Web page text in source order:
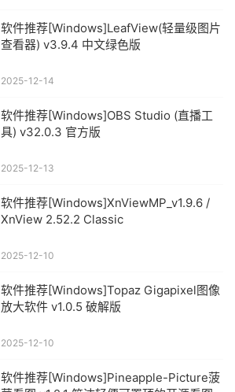
软件推荐[Windows]LeafView(轻量级图片
查看器) v3.9.4 中文绿色版
2025-12-14
软件推荐[Windows]OBS Studio (直播工
具) v32.0.3 官方版
2025-12-13
软件推荐[Windows]XnViewMP_v1.9.6 /
XnView 2.52.2 Classic
2025-12-10
软件推荐[Windows]Topaz Gigapixel图像
放大软件 v1.0.5 破解版
2025-12-10
软件推荐[Windows]Pineapple-Picture菠